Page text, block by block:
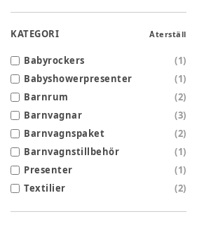
KATEGORI Återställ
Babyrockers (1)
Babyshowerpresenter
(1)
Barnrum
(2)
Barnvagnar
(3)
Barnvagnspaket
(2)
Barnvagnstillbehör
(1)
Presenter
(1)
Textilier
(2)